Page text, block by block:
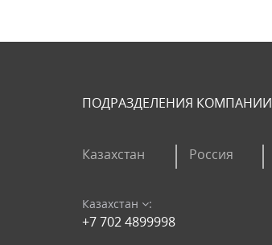
ПОДРАЗДЕЛЕНИЯ КОМПАНИИ
Казахстан Россия
Казахстан :
+7 702 4899998